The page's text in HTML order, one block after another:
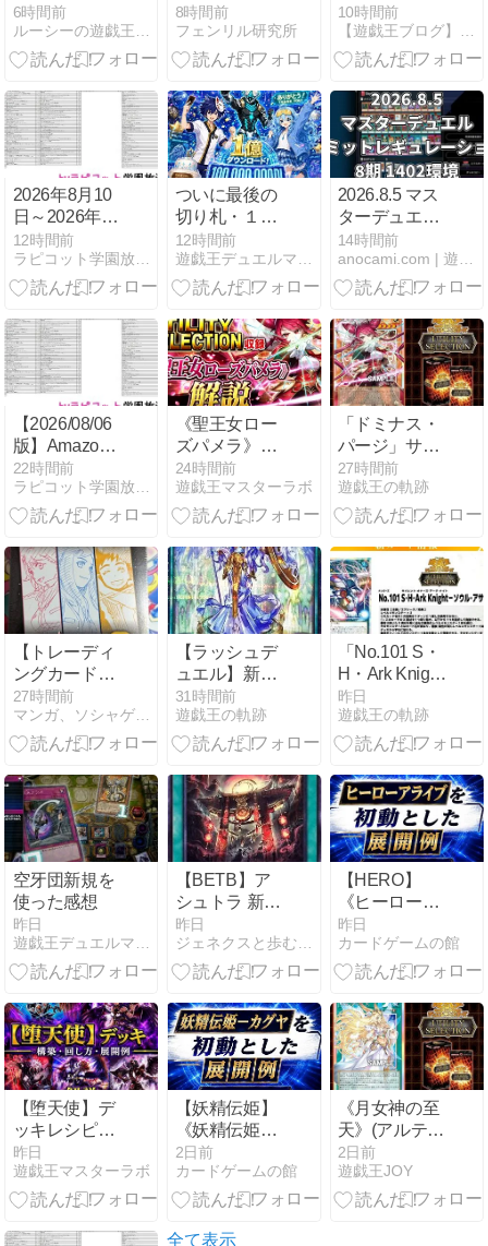
ャンピオン
ズ」のランク
マ備忘録～シ
ギュレーショ
ンM-B)～
6時間前
コナミスタイ
ルで抽選開始
8時間前
フェンリル研究所
り方と終了ラ
イン！最速手
順・当たりキ
【僕のヒーロ
ーアカデミア
UNITED
SURVIVAL】
10時間前
2026年8月10
日～2026年8
月16日発売の
新作ゲームま
とめ｜特典・
約情報を完全
網羅
12時間前
ラピコット学園放送局
ついに最後の
切り札・１億
ダウンロード
キャンペーン
がやってき
12時間前
遊戯王デュエルマトリクス
2026.8.5 マス
ターデュエル
リミットレギ
ュレーション
8期 1402環境
14時間前
anocami.com | 遊戯王マスターデュエル
【2026/08/06
版】Amazon
ゲーム売上ラ
ンキング｜毎
日更新の最新
22時間前
ラピコット学園放送局
《聖王女ロー
ズパメラ》解
説｜ユーティ
リティ・セレ
クション収録
24時間前
遊戯王マスターラボ
「ドミナス・
パージ」サポ
ート「聖王女
ローズパメ
ラ」公開｜
砕」に描かれ
てる女の子じ
ゃん！
27時間前
遊戯王の軌跡
【トレーディ
ングカードミ
ュージアム】
舞-HIME 20周
年記念 トレー
ド【開封】
27時間前
マンガ、ソシャゲメインのアルハイドの日記
【ラッシュデ
ュエル】新テ
ーマ「アルテ
ネ」公開｜ア
ルテネの加護
持つユニオン
テーマ登場
31時間前
遊戯王の軌跡
「No.101 S・
H・Ark Knight-
ソウル・アサ
イラム」に注
目｜先攻でも
ークナイト！
昨日
遊戯王の軌跡
空牙団新規を
使った感想
昨日
遊戯王デュエルマトリクス
【BETB】ア
シュトラ 新規
まとめ②【艮
神鬼門 三千世
界】
昨日
ジェネクスと歩む遊戯王日記
【HERO】
《ヒーローア
ライブ》を初
動とした展開
例を紹介【遊
昨日
カードゲームの館
【堕天使】デ
ッキレシピ｜
構築・回し
方・展開例
昨日
遊戯王マスターラボ
【妖精伝姫】
《妖精伝姫－
カグヤ》を初
動とした展開
例を紹介【遊
2日前
カードゲームの館
《月女神の至
天》(アルテミ
ット・スカイ)
考察・ユーテ
ィリティセレ
2日前
遊戯王JOY
全て表示